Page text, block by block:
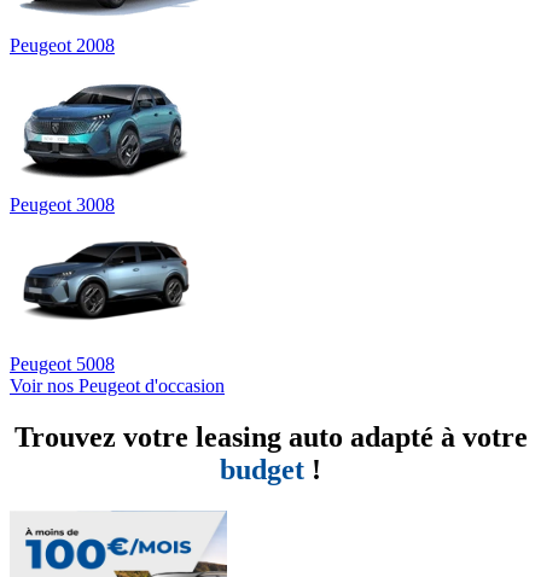
Peugeot 2008
Peugeot 3008
Peugeot 5008
Voir nos Peugeot d'occasion
Trouvez votre leasing auto adapté à votre
budget !